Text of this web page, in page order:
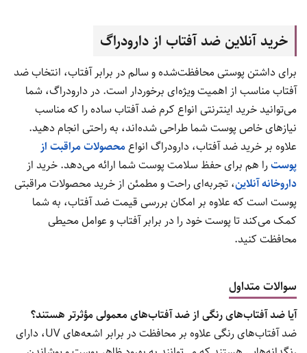
خرید آنلاین ضد آفتاب از دارودراگ
برای داشتن پوستی محافظت‌شده و سالم در برابر آفتاب، انتخاب ضد
آفتاب مناسب از اهمیت ویژه‌ای برخوردار است. در دارودراگ، شما
می‌توانید خرید اینترنتی انواع کرم ضد آفتاب ساده را که مناسب
نیازهای خاص پوست شما طراحی شده‌اند، به راحتی انجام دهید.
علاوه بر خرید ضد آفتاب، دارودراگ انواعمحصولات مراقبت از
پوسترا هم برای حفظ سلامت پوست شما ارائه می‌دهد. خرید از
داروخانه آنلاین، تجربه‌ای راحت و مطمئن از خرید محصولات مراقبتی
پوست است که علاوه بر امکان بررسی قیمت ضد آفتاب، به شما
کمک می‌کند تا پوست خود را در برابر آفتاب و عوامل محیطی
محافظت کنید.
سوالات متداول
آیا ضد آفتاب‌های رنگی از ضد آفتاب‌های معمولی مؤثرتر هستند؟
ضد آفتاب‌های رنگی علاوه بر محافظت در برابر اشعه‌های UV، دارای